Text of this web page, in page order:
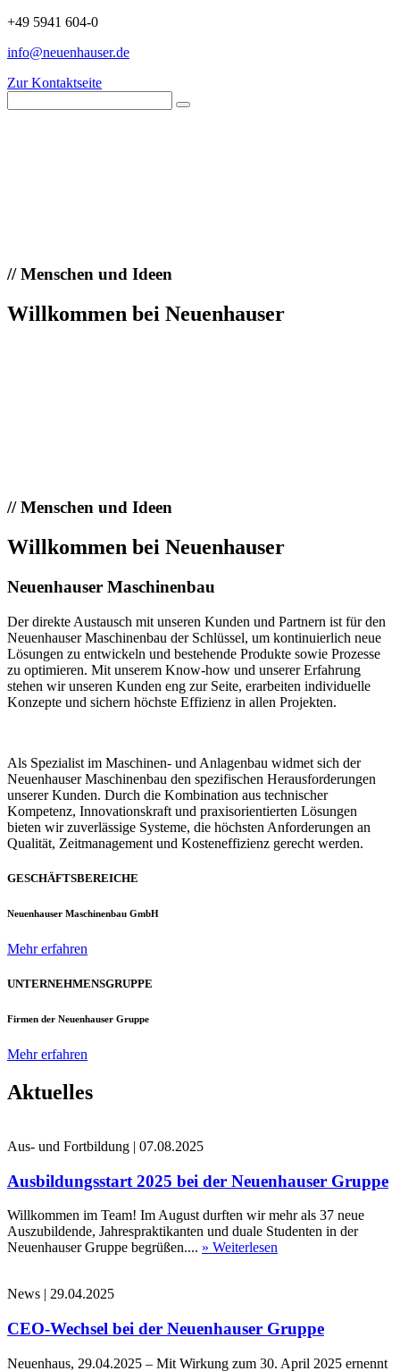
+49 5941 604-0
info@neuenhauser.de
Zur Kontaktseite
//Menschen und Ideen
Willkommen bei Neuenhauser
//Menschen und Ideen
Willkommen bei Neuenhauser
Neuenhauser Maschinenbau
Der direkte Austausch mit unseren Kunden und Partnern ist für den
Neuenhauser Maschinenbau der Schlüssel, um kontinuierlich neue
Lösungen zu entwickeln und bestehende Produkte sowie Prozesse
zu optimieren. Mit unserem Know-how und unserer Erfahrung
stehen wir unseren Kunden eng zur Seite, erarbeiten individuelle
Konzepte und sichern höchste Effizienz in allen Projekten.
Als Spezialist im Maschinen- und Anlagenbau widmet sich der
Neuenhauser Maschinenbau den spezifischen Herausforderungen
unserer Kunden. Durch die Kombination aus technischer
Kompetenz, Innovationskraft und praxisorientierten Lösungen
bieten wir zuverlässige Systeme, die höchsten Anforderungen an
Qualität, Zeitmanagement und Kosteneffizienz gerecht werden.
GESCHÄFTSBEREICHE
Neuenhauser Maschinenbau GmbH
Mehr erfahren
UNTERNEHMENSGRUPPE
Firmen der Neuenhauser Gruppe
Mehr erfahren
Aktuelles
Aus- und Fortbildung | 07.08.2025
Ausbildungsstart 2025 bei der Neuenhauser Gruppe
Willkommen im Team! Im August durften wir mehr als 37 neue
Auszubildende, Jahrespraktikanten und duale Studenten in der
Neuenhauser Gruppe begrüßen.... » Weiterlesen
News | 29.04.2025
CEO-Wechsel bei der Neuenhauser Gruppe
Neuenhaus, 29.04.2025 – Mit Wirkung zum 30. April 2025 ernennt